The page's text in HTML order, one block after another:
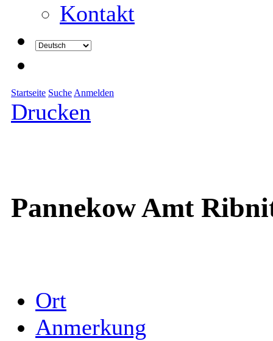
Kontakt
Startseite Suche Anmelden
Drucken
Pannekow Amt
Ort
Anmerkung